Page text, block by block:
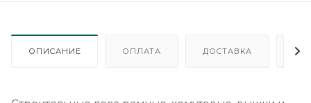
ОПИСАНИЕ ОПЛАТА ДОСТАВКА